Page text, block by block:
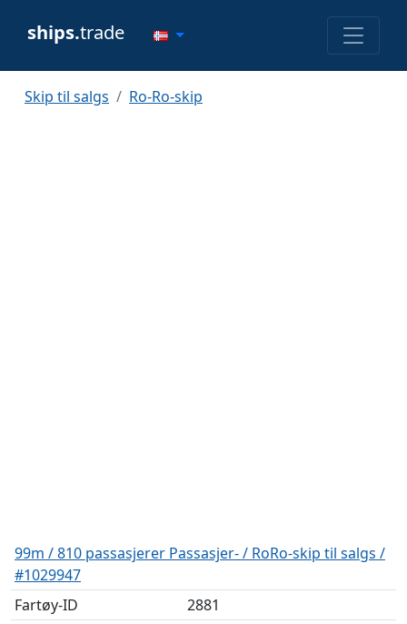
ships.trade
Skip til salgs Ro-Ro-skip
99m / 810 passasjerer Passasjer- / RoRo-skip til salgs /
#1029947
Fartøy-ID
2881